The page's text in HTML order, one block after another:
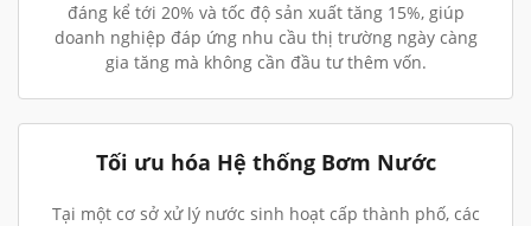
đáng kể tới 20% và tốc độ sản xuất tăng 15%, giúp
doanh nghiệp đáp ứng nhu cầu thị trường ngày càng
gia tăng mà không cần đầu tư thêm vốn.
Tối ưu hóa Hệ thống Bơm Nước
Tại một cơ sở xử lý nước sinh hoạt cấp thành phố, các